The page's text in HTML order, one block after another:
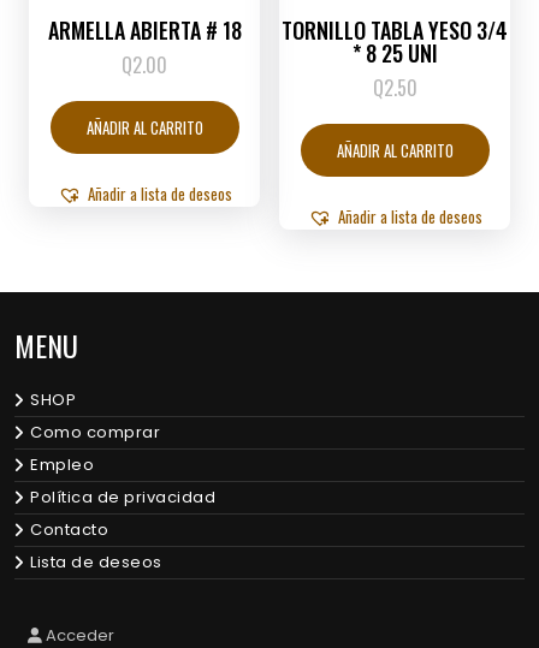
ARMELLA ABIERTA # 18
Q2.00
AÑADIR AL CARRITO
Añadir a lista de deseos
TORNILLO TABLA YESO 3/4
* 8 25 UNI
Q2.50
AÑADIR AL CARRITO
Añadir a lista de deseos
MENU
SHOP
Como comprar
Empleo
Política de privacidad
Contacto
Lista de deseos
Acceder